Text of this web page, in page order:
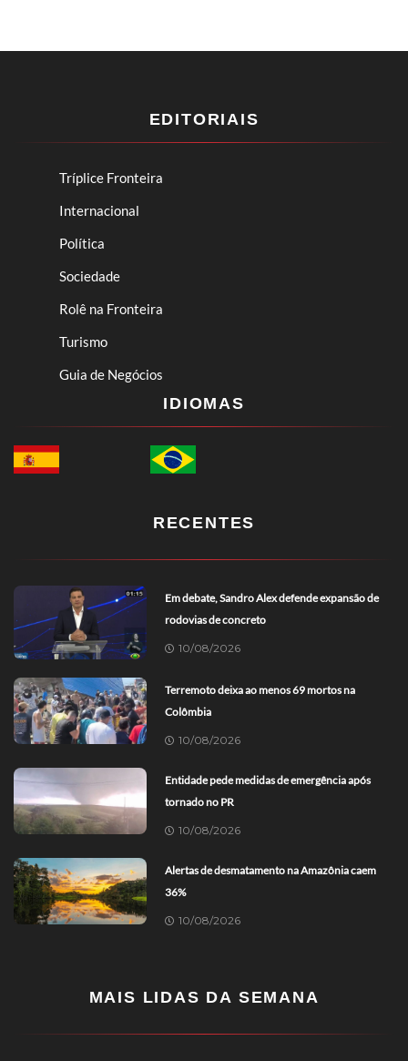
EDITORIAIS
Tríplice Fronteira
Internacional
Política
Sociedade
Rolê na Fronteira
Turismo
Guia de Negócios
IDIOMAS
RECENTES
Em debate, Sandro Alex defende expansão de
rodovias de concreto
10/08/2026
Terremoto deixa ao menos 69 mortos na
Colômbia
10/08/2026
Entidade pede medidas de emergência após
tornado no PR
10/08/2026
Alertas de desmatamento na Amazônia caem
36%
10/08/2026
MAIS LIDAS DA SEMANA